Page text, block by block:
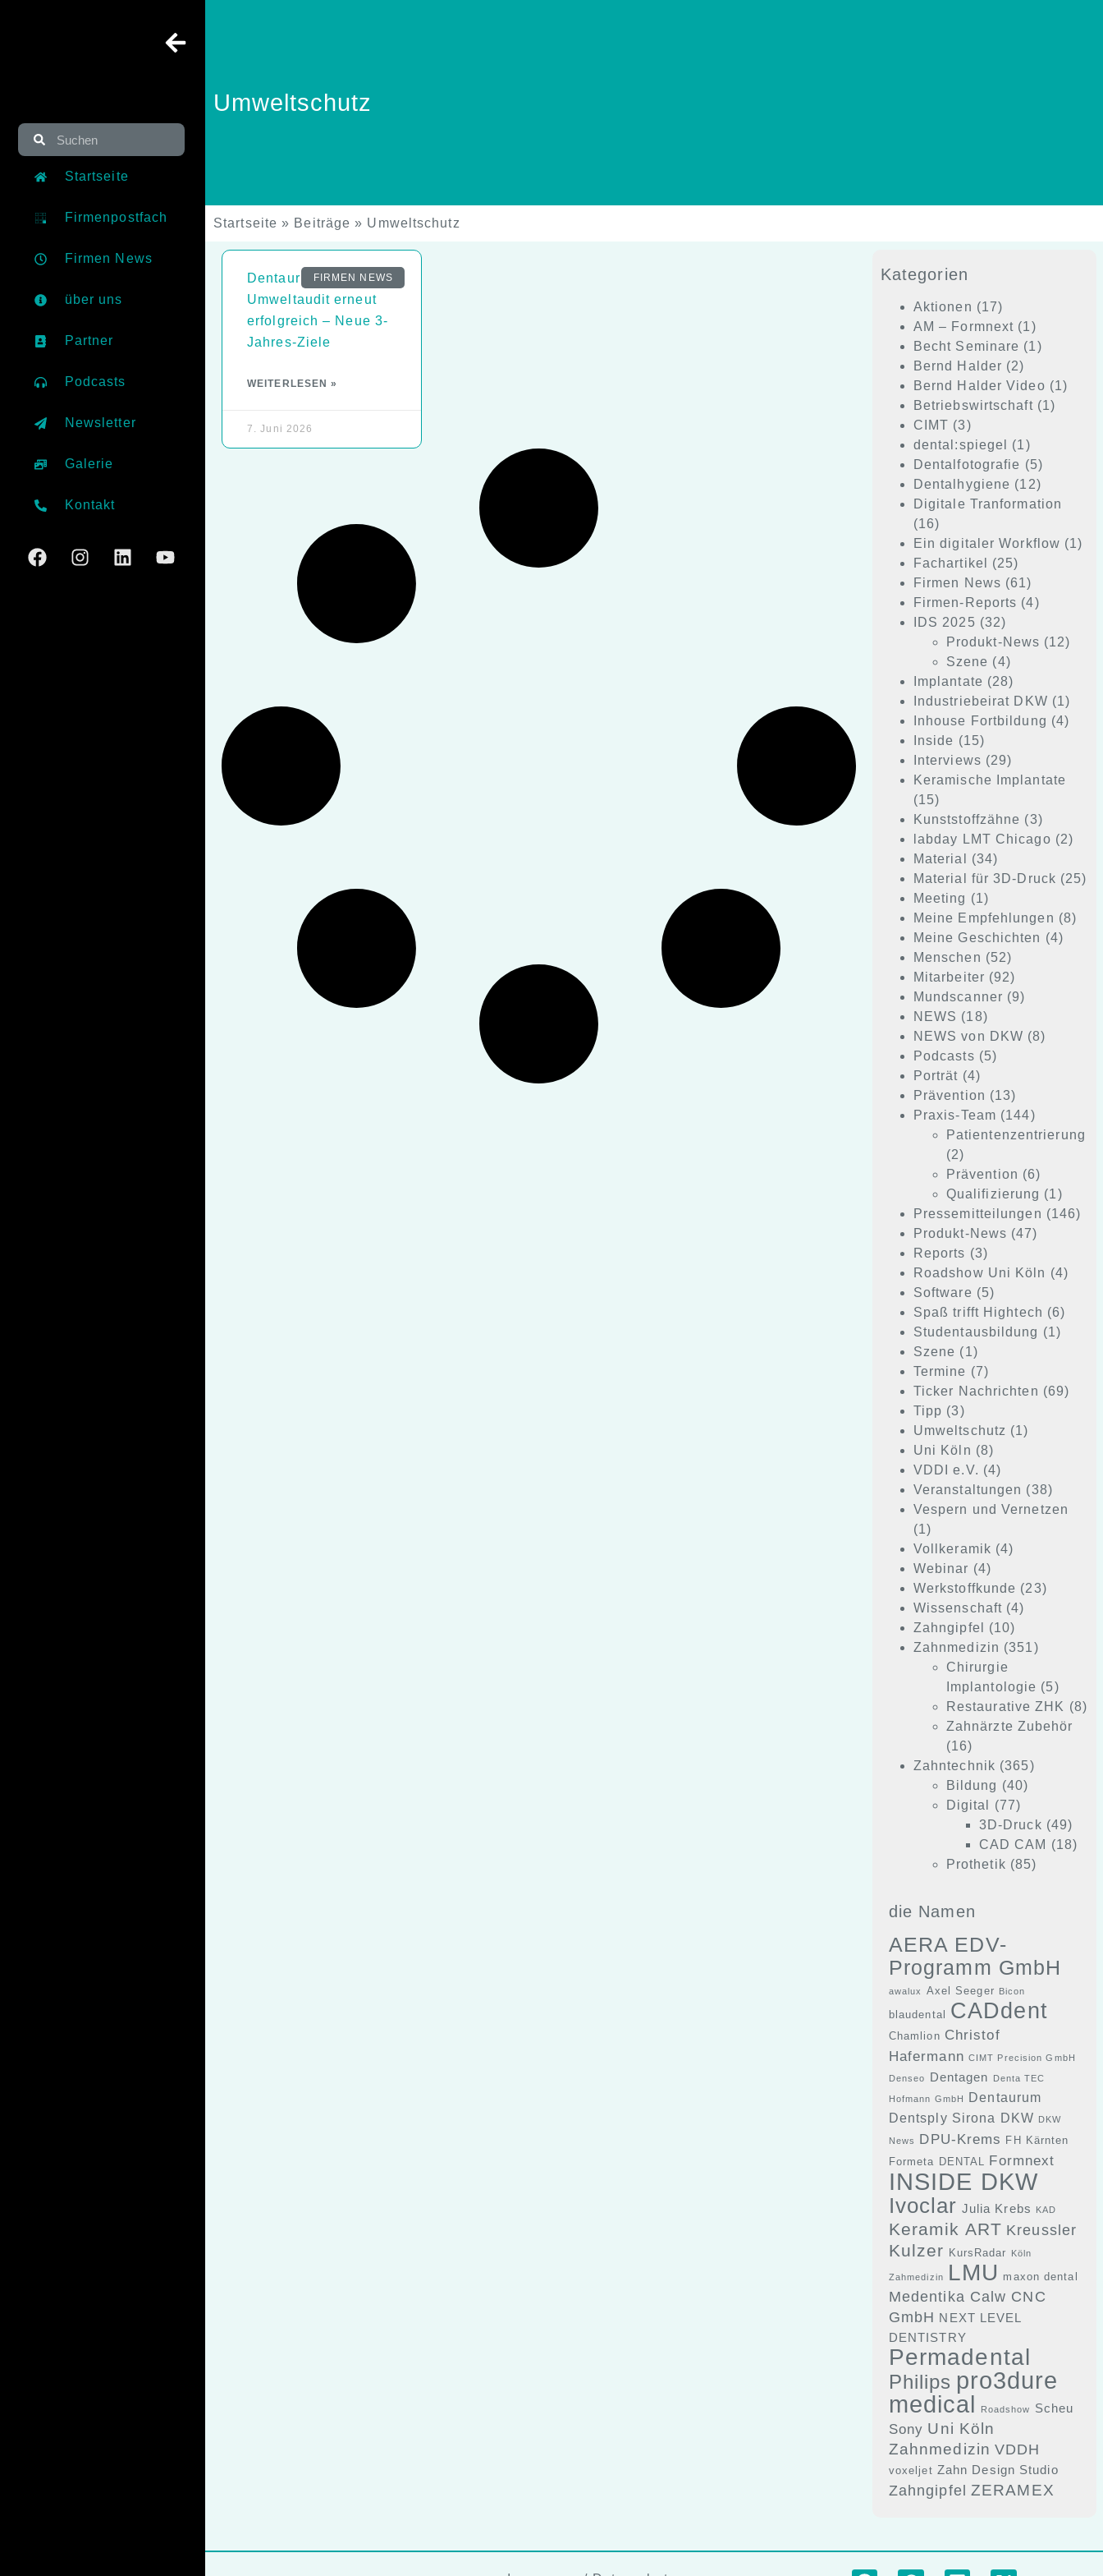
Startseite
Firmenpostfach
Firmen News
über uns
Partner
Podcasts
Newsletter
Galerie
Kontakt
Umweltschutz
Startseite » Beiträge » Umweltschutz
FIRMEN NEWS
Dentaurum besteht
Umweltaudit erneut
erfolgreich – Neue 3-
Jahres-Ziele
WEITERLESEN »
7. Juni 2026
Kategorien
Aktionen (17)
AM – Formnext (1)
Becht Seminare (1)
Bernd Halder (2)
Bernd Halder Video (1)
Betriebswirtschaft(1)
CIMT (3)
dental:spiegel
(1)
Dentalfotografie (5)
Dentalhygiene (12)
Digitale Tranformation
(16)
Ein digitaler Workflow (1)
Fachartikel
(25)
Firmen News (61)
Firmen-Reports (4)
IDS 2025 (32)
Produkt-News (12)
Szene (4)
Implantate (28)
Industriebeirat DKW (1)
Inhouse Fortbildung (4)
Inside (15)
Interviews (29)
Keramische Implantate
(15)
Kunststoffzähne (3)
labday LMT Chicago (2)
Material
(34)
Material für 3D-Druck (25)
Meeting (1)
Meine Empfehlungen (8)
Meine Geschichten (4)
Menschen (52)
Mitarbeiter (92)
Mundscanner (9)
NEWS (18)
NEWS von DKW (8)
Podcasts (5)
Porträt (4)
Prävention (13)
Praxis-Team (144)
Patientenzentrierung
(2)
Prävention (6)
Qualifizierung (1)
Pressemitteilungen (146)
Produkt-News (47)
Reports (3)
Roadshow Uni Köln (4)
Software (5)
Spaß trifft Hightech (6)
Studentausbildung (1)
Szene (1)
Termine (7)
Ticker Nachrichten (69)
Tipp (3)
Umweltschutz (1)
Uni Köln (8)
VDDI e.V. (4)
Veranstaltungen (38)
Vespern und Vernetzen
(1)
Vollkeramik (4)
Webinar (4)
Werkstoffkunde (23)
Wissenschaft (4)
Zahngipfel
(10)
Zahnmedizin (351)
Chirurgie
Implantologie (5)
Restaurative ZHK (8)
Zahnärzte Zubehör
(16)
Zahntechnik (365)
Bildung (40)
Digital
(77)
3D-Druck (49)
CAD CAM (18)
Prothetik (85)
die Namen
AERA EDV-
Programm GmbH
awalux Axel Seeger Bicon
blaudental CADdent
Chamlion Christof
Hafermann CIMT Precision GmbH
Denseo Dentagen Denta TEC
Hofmann GmbH
Dentaurum
Dentsply Sirona DKW DKW
News DPU-Krems FH Kärnten
Formeta DENTAL Formnext
INSIDE DKW
Ivoclar Julia Krebs KAD
Keramik ART Kreussler
Kulzer KursRadar Köln
Zahmedizin LMU maxon dental
Medentika Calw CNC
GmbH NEXT LEVEL
DENTISTRY
Permadental
Philips pro3dure
medical
Roadshow Scheu
Sony Uni Köln
Zahnmedizin VDDH
voxeljet Zahn Design Studio
Zahngipfel ZERAMEX